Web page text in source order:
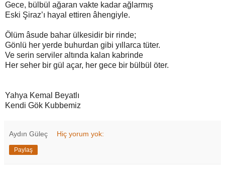
Gece, bülbül ağaran vakte kadar ağlarmış
Eski Şiraz’ı hayal ettiren âhengiyle.
Ölüm âsude bahar ülkesidir bir rinde;
Gönlü her yerde buhurdan gibi yıllarca tüter.
Ve serin serviler altında kalan kabrinde
Her seher bir gül açar, her gece bir bülbül öter.
Yahya Kemal Beyatlı
Kendi Gök Kubbemiz
Aydın Güleç Hiç yorum yok:
Paylaş